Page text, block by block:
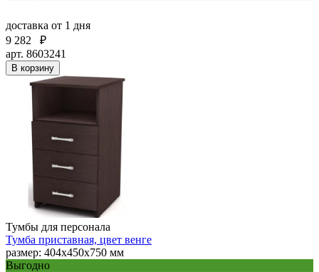
доставка от 1 дня
9 282
₽
арт. 8603241
В корзину
Тумбы для персонала
Тумба приставная, цвет венге
размер: 404х450х750 мм
Выгодно